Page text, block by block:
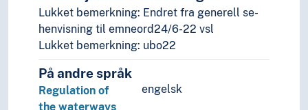
Lukket bemerkning: Endret fra generell se-
henvisning til emneord24/6-22 vsl
Lukket bemerkning: ubo22
På andre språk
engelsk
Regulation of
the waterways